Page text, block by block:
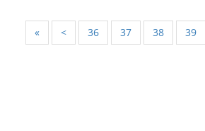
« < 36 37 38 39